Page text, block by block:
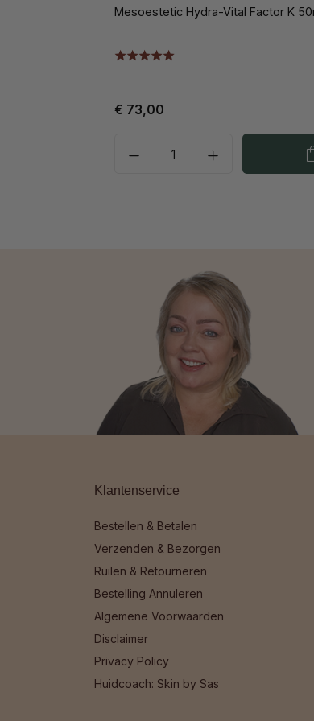
Mesoestetic Hydra-Vital Factor K
€ 73,00
Klantenservice
Bestellen & Betalen
Verzenden & Bezorgen
Ruilen & Retourneren
Bestelling Annuleren
Algemene Voorwaarden
Disclaimer
Privacy Policy
Huidcoach: Skin by Sas